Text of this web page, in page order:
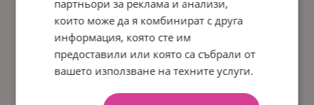
партньори за реклама и анализи,
които може да я комбинират с друга
информация, която сте им
предоставили или която са събрали от
вашето използване на техните услуги.